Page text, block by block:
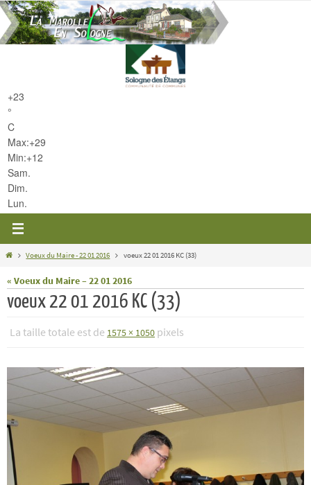
Passer
vers
le
+23
°
C
Max:+29
Min:+12
Sam.
Dim.
Lun.
HomeVoeux du Maire - 22 01 2016 voeux 22 01 2016 KC (33)
« Voeux du Maire – 22 01 2016
voeux 22 01 2016 KC (33)
La taille totale est de 1575 × 1050 pixels